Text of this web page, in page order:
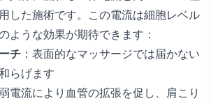
した施術です。この電流は細胞レベル
ような効果が期待できます：
チ ：表面的なマッサージでは届かない
らげます
電流により血管の拡張を促し、肩こり